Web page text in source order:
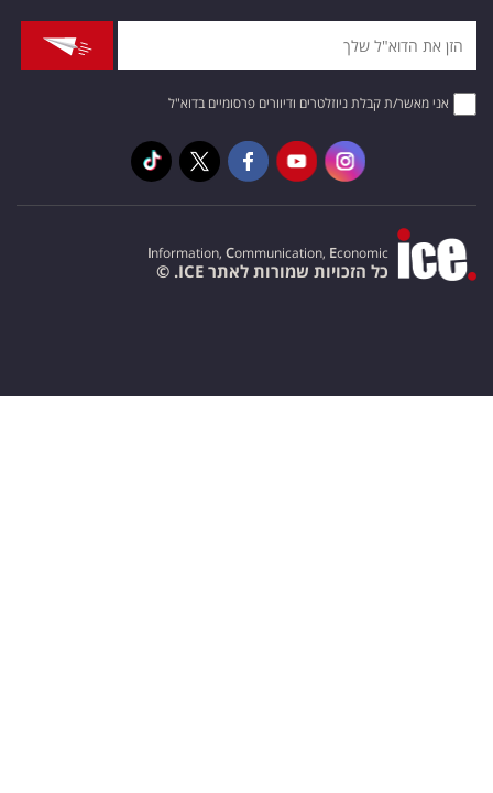
אני מאשר/ת קבלת ניוזלטרים ודיוורים פרסומיים בדוא"ל
Information, Communication, Economic
כל הזכויות שמורות לאתר ICE. ©